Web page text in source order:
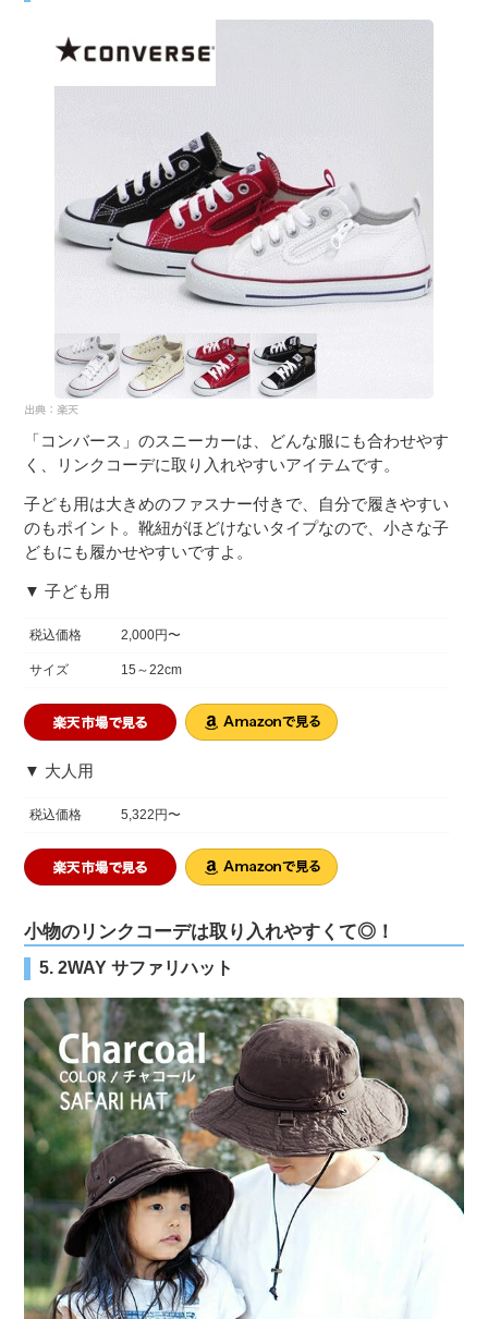
「コンバース」のスニーカーは、どんな服にも合わせやす
く、リンクコーデに取り入れやすいアイテムです。
子ども用は大きめのファスナー付きで、自分で履きやすい
のもポイント。靴紐がほどけないタイプなので、小さな子
どもにも履かせやすいですよ。
▼ 子ども用
税込価格 2,000円〜
サイズ 15～22cm
▼ 大人用
税込価格 5,322円〜
小物のリンクコーデは取り入れやすくて◎！
5. 2WAY サファリハット